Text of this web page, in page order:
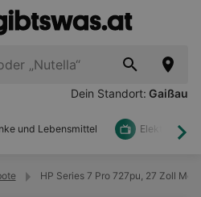
Dein Standort: Gaißau
und Lebensmittel Elektronik
HP Series 7 Pro 727pu, 27 Zoll